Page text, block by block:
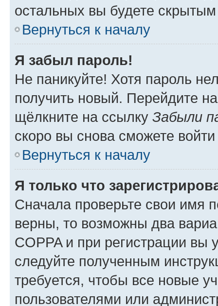
остальных вы будете
Вернуться к началу
Я забыл пароль!
Не паникуйте! Хотя пароль
получить новый. Перейдите
щёлкните на ссылку Забыли
скоро вы снова сможете
Вернуться к началу
Я только что
Сначала проверьте свои имя
верны, то возможны два
COPPA и при регистрации вы
следуйте полученным
требуется, чтобы все новые
пользователями или